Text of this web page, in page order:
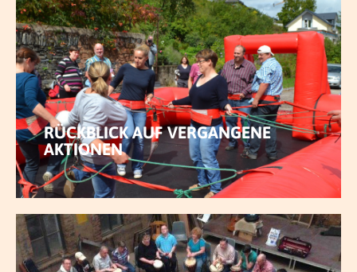
RÜCKBLICK AUF VERGANGENE
AKTIONEN
MEHR ERFAHREN